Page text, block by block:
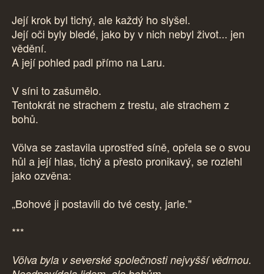
Její krok byl tichý, ale každý ho slyšel.
Její oči byly bledé, jako by v nich nebyl život... jen
vědění.
A její pohled padl přímo na Laru.
V síni to zašumělo.
Tentokrát ne strachem z trestu, ale strachem z
bohů.
Völva se zastavila uprostřed síně, opřela se o svou
hůl a její hlas, tichý a přesto pronikavý, se rozlehl
jako ozvěna:
„Bohové ji postavili do tvé cesty, jarle."
***
Völva byla v severské společnosti nejvyšší vědmou.